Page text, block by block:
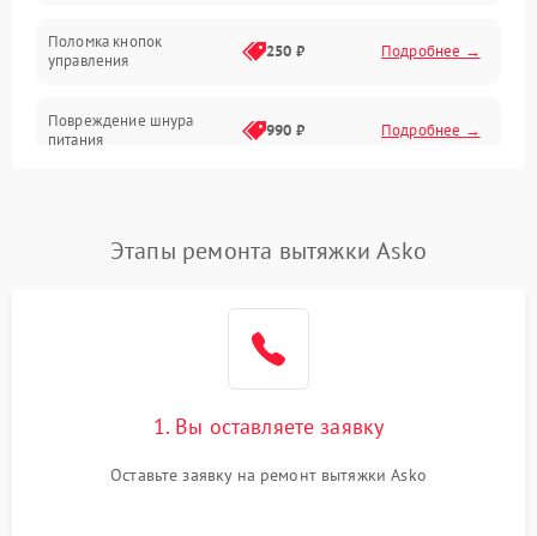
Поломка кнопок
управления
250 ₽ Подробнее →
Повреждение шнура
питания
990 ₽ Подробнее →
1000 ₽
Этапы ремонта вытяжки Asko
1. Вы оставляете заявку
Оставьте заявку на ремонт вытяжки Asko